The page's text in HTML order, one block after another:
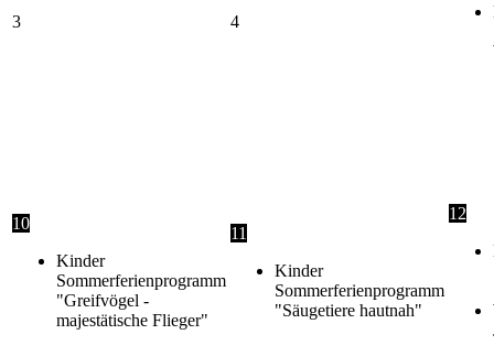
3 4
10
Kinder
Sommerferienprogramm
"Greifvögel -
majestätische Flieger"
11
Kinder
Sommerferienprogramm
"Säugetiere hautnah"
12